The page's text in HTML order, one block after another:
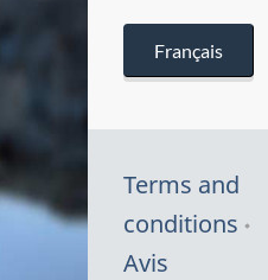
Français
Terms and
conditions
Avis